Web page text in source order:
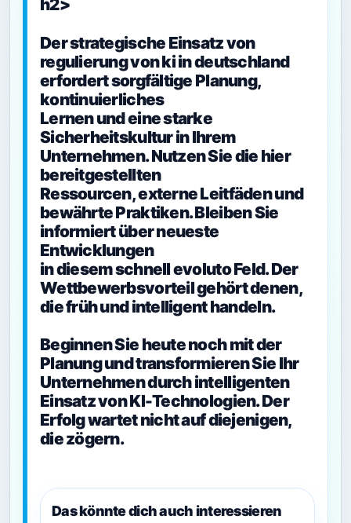
h2>
Der strategische Einsatz von
regulierung von ki in deutschland
erfordert sorgfältige Planung,
kontinuierliches
Lernen und eine starke
Sicherheitskultur in Ihrem
Unternehmen. Nutzen Sie die hier
bereitgestellten
Ressourcen, externe Leitfäden und
bewährte Praktiken. Bleiben Sie
informiert über neueste
Entwicklungen
in diesem schnell evoluto Feld. Der
Wettbewerbsvorteil gehört denen,
die früh und intelligent handeln.
Beginnen Sie heute noch mit der
Planung und transformieren Sie Ihr
Unternehmen durch intelligenten
Einsatz von KI-Technologien. Der
Erfolg wartet nicht auf diejenigen,
die zögern.
Das könnte dich auch interessieren